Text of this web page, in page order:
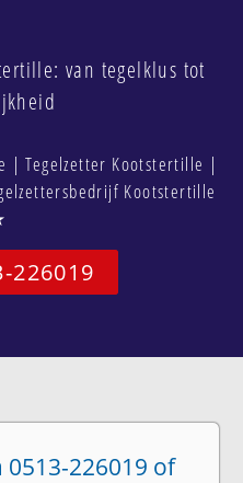
van tegelklus tot
| Tegelzetter Kootstertille |
Kootstertille
226019
0513-226019 of